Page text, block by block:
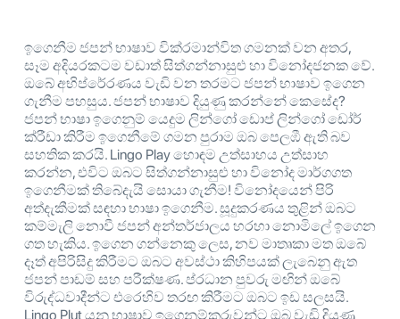
ඉගෙනීම ජපන් භාෂාව වික්රමාන්විත ගමනක් වන අතර,
සෑම අදියරකටම වඩාත් සිත්ගන්නාසුළු හා විනෝදජනක වේ.
ඔබේ අභිප්රේරණය වැඩි වන තරමට ජපන් භාෂාව ඉගෙන
ගැනීම පහසුය. ජපන් භාෂාව දියුණු කරන්නේ කෙසේද?
ජපන් භාෂා ඉගෙනුම් යෙදුම ලින්ගෝ ඩොප් ලින්ගෝ ඩෝර්
ක්රීඩා කිරීම ඉගෙනීමේ ගමන පුරාම ඔබ පෙලඹී ඇති බව
සහතික කරයි. Lingo Play හොඳම උත්සාහය උත්සාහ
කරන්න, එවිට ඔබට සිත්ගන්නාසුළු හා විනෝද මාර්ගගත
ඉගෙනීමක් තිබේදැයි සොයා ගැනීම! විනෝදයෙන් පිරි
අත්දැකීමක් සඳහා භාෂා ඉගෙනීම. සූදුකරණය තුළින් ඔබට
කම්මැලි නොවී ජපන් අන්තර්ජාලය හරහා නොමිලේ ඉගෙන
ගත හැකිය. ඉගෙන ගන්නෙකු ලෙස, නව මාතෘකා මත ඔබේ
දෑත් අපිරිසිදු කිරීමට ඔබට අවස්ථා කිහිපයක් ලැබෙනු ඇත
ජපන් පාඩම් සහ පරීක්ෂණ. ප්රධාන පුවරු මඟින් ඔබේ
විරුද්ධවාදීන්ට එරෙහිව තරඟ කිරීමට ඔබට ඉඩ සලසයි.
Lingo Plut යනු භාෂාව ඉගෙනුම්කරුවන්ට ඔබ වැඩි දියුණු